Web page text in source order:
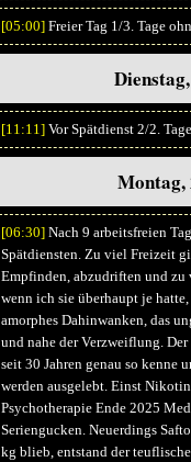
[05:00]Freier Tag 1/3. Tage
[11:11]Vor Spätdienst 2/2.
Montag,
[06:30]Nach 9 arbeitsfreien
Spätdiensten. Zu viel Freizeit
Empfinden, abzudriften und
wenn ich sie überhaupt je
amorphes Dahinwanken, das
und nahe der Verzweiflung.
seit 30 Jahren genau so kenne
werden ausgelebt. Einst
Psychotherapie Ende 2025
Seriengucken. Neuerdings
kg blieb, entstand der